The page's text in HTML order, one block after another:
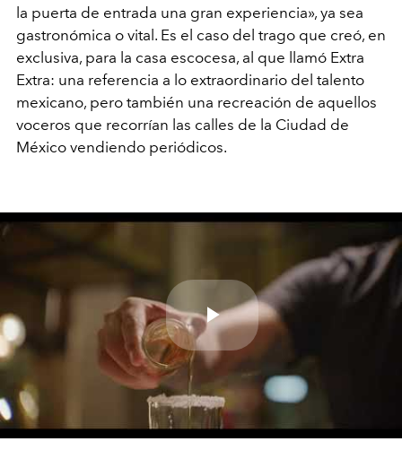
la puerta de entrada una gran experiencia», ya sea
gastronómica o vital. Es el caso del trago que creó, en
exclusiva, para la casa escocesa, al que llamó Extra
Extra: una referencia a lo extraordinario del talento
mexicano, pero también una recreación de aquellos
voceros que recorrían las calles de la Ciudad de
México vendiendo periódicos.
Play
Video